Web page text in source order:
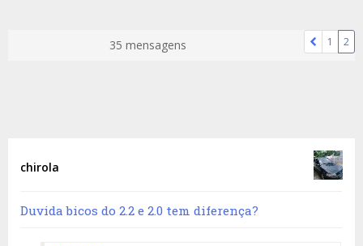
35 mensagens 1 2
chirola
Duvida bicos do 2.2 e 2.0 tem diferença?